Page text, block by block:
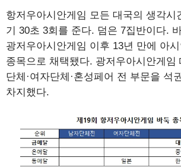
항저우아시안게임 모든 대국의 생각시
기 30초 3회를 준다. 덤은 7집반이다.
광저우아시안게임 이후 13년 만에 아
종목으로 채택됐다. 광저우아시안게임
단체·여자단체·혼성페어 전 부문을 석
차지했다.